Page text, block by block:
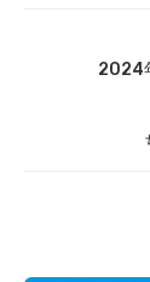
2024